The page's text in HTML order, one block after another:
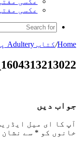
عکسی
Home
/کتاب Adultery پر تبصرہ
جواب دیں
آپ کا ای میل
خانوں کو * سے نشان